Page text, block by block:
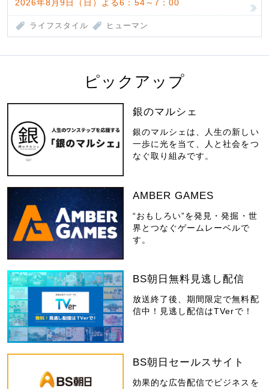
2026年8月9日（日）よる6：54～7：00
ライフスタイル ヒューマン
ピックアップ
銀のマルシェ
銀のマルシェは、人生の新しい
一歩に光を当て、人と社会をつ
なぐ取り組みです。
AMBER GAMES
“おもしろい”を発見・発掘・世
界とつなぐゲームレーベルで
す。
BS朝日無料見逃し配信
放送終了後、期間限定で無料配
信中！見逃し配信はTVerで！
BS朝日セールスサイト
効果的な広告配信でビジネスを